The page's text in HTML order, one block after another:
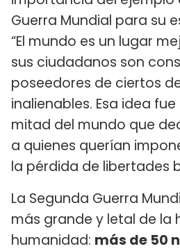
Guerra Mundial para su
“El mundo es un lugar
sus ciudadanos son
poseedores de ciertos
inalienables. Esa idea
mitad del mundo que
a quienes querían
la pérdida de libertades
La Segunda Guerra
más grande y letal de la
humanidad: más de 50